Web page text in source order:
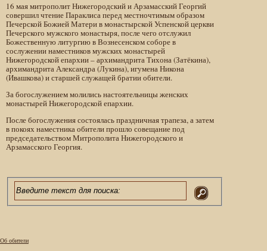
16 мая митрополит Нижегородский и Арзамасский Георгий
совершил чтение Параклиса перед местночтимым образом
Печерской Божией Матери в монастырской Успенской церкви
Печерского мужского монастыря, после чего отслужил
Божественную литургию в Вознесенском соборе в
сослужении наместников мужских монастырей
Нижегородской епархии – архимандрита Тихона (Затёкина),
архимандрита Александра (Лукина), игумена Никона
(Ивашкова) и старшей служащей братии обители.
За богослужением молились настоятельницы женских
монастырей Нижегородской епархии.
После богослужения состоялась праздничная трапеза, а затем
в покоях наместника обители прошло совещание под
председательством Митрополита Нижегородского и
Арзамасского Георгия.
Об обители